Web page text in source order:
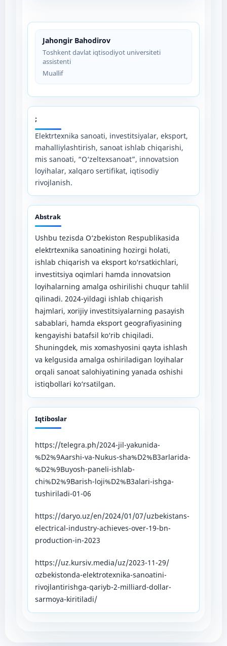
Jahongir Bahodirov
Toshkent davlat iqtisodiyot universiteti
assistenti
Muallif
;
Elektrtexnika sanoati, investitsiyalar, eksport,
mahalliylashtirish, sanoat ishlab chiqarishi,
mis sanoati, “O‘zeltexsanoat”, innovatsion
loyihalar, xalqaro sertifikat, iqtisodiy
rivojlanish.
Abstrak
Ushbu tezisda O‘zbekiston Respublikasida
elektrtexnika sanoatining hozirgi holati,
ishlab chiqarish va eksport ko‘rsatkichlari,
investitsiya oqimlari hamda innovatsion
loyihalarning amalga oshirilishi chuqur tahlil
qilinadi. 2024-yildagi ishlab chiqarish
hajmlari, xorijiy investitsiyalarning pasayish
sabablari, hamda eksport geografiyasining
kengayishi batafsil ko‘rib chiqiladi.
Shuningdek, mis xomashyosini qayta ishlash
va kelgusida amalga oshiriladigan loyihalar
orqali sanoat salohiyatining yanada oshishi
istiqbollari ko‘rsatilgan.
Iqtiboslar
httрs://tеlеgrа.рh/2024-jil-уаkunidа-
%D2%9Aаrshi-vа-Nukus-shа%D2%B3аrlаridа-
%D2%9Buуоsh-раnеli-ishlаb-
сhi%D2%9Bаrish-lоji%D2%B3аlаri-ishgа-
tushirilаdi-01-06
httрs://dаrуо.uz/еn/2024/01/07/uzbеkistаns-
еlесtriсаl-industrу-асhiеvеs-оvеr-19-bn-
рrоduсtiоn-in-2023
httрs://uz.kursiv.mеdiа/uz/2023-11-29/
оzbеkistоndа-еlеktrоtеxnikа-sаnоаtini-
rivоjlаntirishgа-qаriуb-2-milliаrd-dоllаr-
sаrmоуа-kiritilаdi/